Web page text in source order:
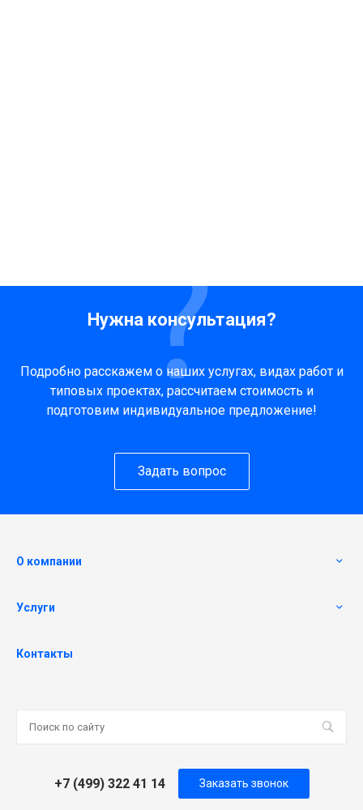
Нужна консультация?
Подробно расскажем о наших услугах, видах работ и
типовых проектах, рассчитаем стоимость и
подготовим индивидуальное предложение!
Задать вопрос
О компании
Услуги
Контакты
+7 (499) 322 41 14 Заказать звонок